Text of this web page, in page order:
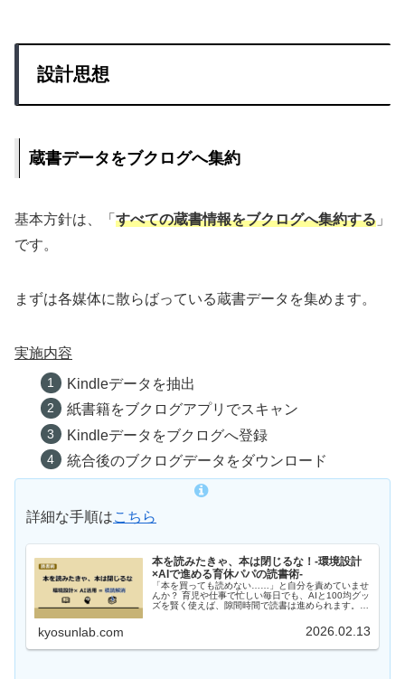
設計思想
蔵書データをブクログへ集約
基本方針は、「 すべての蔵書情報をブクログへ集約する 」
です。
まずは各媒体に散らばっている蔵書データを集めます。
実施内容
Kindleデータを抽出
紙書籍をブクログアプリでスキャン
Kindleデータをブクログへ登録
統合後のブクログデータをダウンロード
詳細な手順はこちら
本を読みたきゃ、本は閉じるな！-環境設計
×AIで進める育休パパの読書術-
「本を買っても読めない……」と自分を責めていませ
んか？ 育児や仕事で忙しい毎日でも、AIと100均グッ
ズを賢く使えば、隙間時間で読書は進められます。蔵
境づくりまで、今日から試せる「挫折しない読書術」
を育休中のパパが実体験から紹介します。
kyosunlab.com 2026.02.13